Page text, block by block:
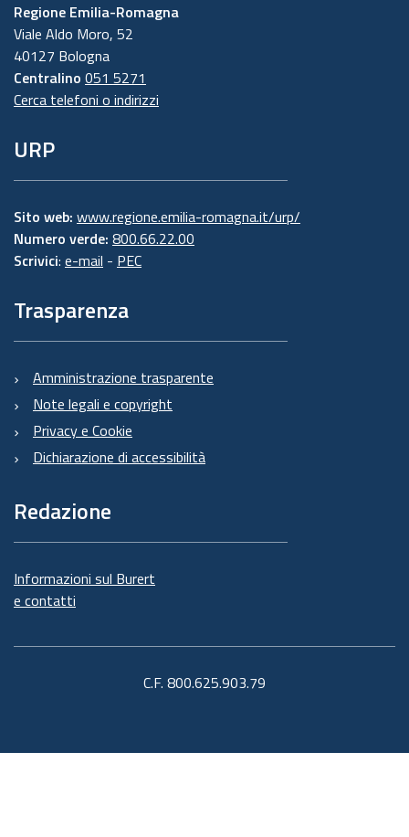
Regione Emilia-Romagna
Viale Aldo Moro, 52
40127 Bologna
Centralino 051 5271
Cerca telefoni o indirizzi
URP
Sito web: www.regione.emilia-romagna.it/urp/
Numero verde: 800.66.22.00
Scrivici: e-mail - PEC
Trasparenza
Amministrazione trasparente
Note legali e copyright
Privacy e Cookie
Dichiarazione di accessibilità
Redazione
Informazioni sul Burert
e contatti
C.F. 800.625.903.79